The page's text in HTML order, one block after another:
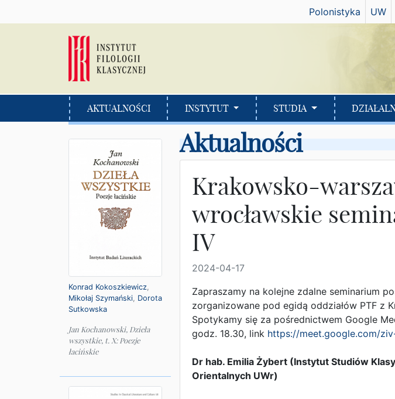
Polonistyka UW
AKTUALNOŚCI INSTYTUT STUDIA
Konrad Kokoszkiewicz,
Mikołaj Szymański, Dorota
Sutkowska
Jan Kochanowski, Dzieła
wszystkie, t. X: Poezje
łacińskie
Aktualności
Krakowsko-
wrocławskie
IV
2024-04-17
Zapraszamy na kolejne zdalne seminarium
zorganizowane pod egidą oddziałów PTF z
Spotykamy się za pośrednictwem Google
godz. 18.30, link https://meet.google.com/
Dr hab. Emilia Żybert (Instytut Studiów
Orientalnych UWr)